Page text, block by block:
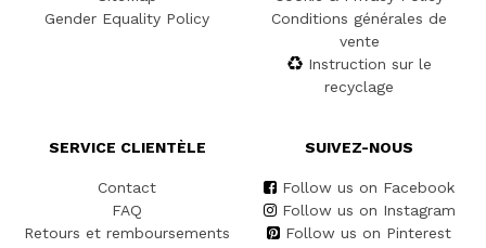
Gender Equality Policy
Conditions générales de
vente
Instruction sur le
recyclage
SERVICE CLIENTÈLE
Contact
FAQ
Retours et remboursements
SUIVEZ-NOUS
Follow us on Facebook
Follow us on Instagram
Follow us on Pinterest